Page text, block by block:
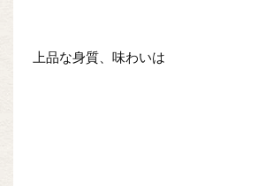
上品な身質、味わいは